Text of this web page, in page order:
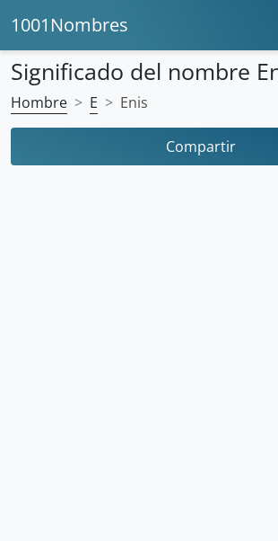
1001Nombres
Significado del nombre
Hombre E Enis
Compartir